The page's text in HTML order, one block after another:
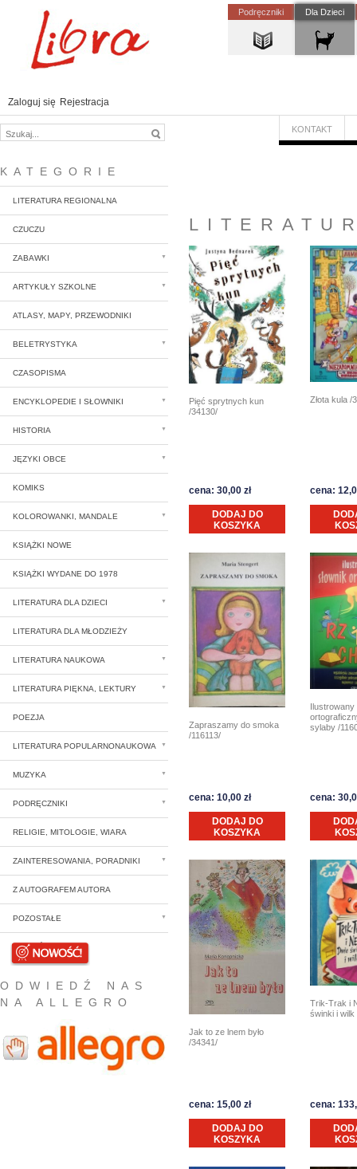
Podręczniki Dla Dzieci
Zaloguj się Rejestracja
KONTAKT
KATEGORIE
LITERATURA REGIONALNA
CZUCZU
ZABAWKI
ARTYKUŁY SZKOLNE
ATLASY, MAPY, PRZEWODNIKI
BELETRYSTYKA
CZASOPISMA
ENCYKLOPEDIE I SŁOWNIKI
HISTORIA
JĘZYKI OBCE
KOMIKS
KOLOROWANKI, MANDALE
KSIĄŻKI NOWE
KSIĄŻKI WYDANE DO 1978
LITERATURA DLA DZIECI
LITERATURA DLA MŁODZIEŻY
LITERATURA NAUKOWA
LITERATURA PIĘKNA, LEKTURY
POEZJA
LITERATURA POPULARNONAUKOWA
MUZYKA
PODRĘCZNIKI
RELIGIE, MITOLOGIE, WIARA
ZAINTERESOWANIA, PORADNIKI
Z AUTOGRAFEM AUTORA
POZOSTAŁE
NOWOŚCI
ODWIEDŹ NAS
NA ALLEGRO
Pięć sprytnych kun
/34130/
cena: 30,00 zł
DODAJ DO
KOSZYKA
Złota kula /
cena:
Zapraszamy do smoka
/116113/
cena: 10,00 zł
DODAJ DO
KOSZYKA
Ilustrowany
sylaby /
cena:
Jak to ze lnem było
/34341/
cena: 15,00 zł
DODAJ DO
KOSZYKA
Trik-Trak i
świnki i wilk
cena: